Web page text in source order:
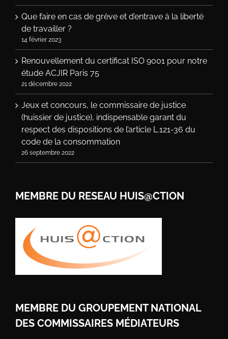
Que faire en cas de grève et d’entrave à la liberté
de travailler ?
14 février 2023
Renouvellement du certificat ISO 9001 pour notre
étude ACJIR Paris 75
21 décembre 2022
Jeux et concours, le commissaire de justice
(huissier de justice), indispensable garant du
respect des dispositions de l’article L.121-36 du
code de la consommation
26 septembre 2022
MEMBRE DU RESEAU HUIS@CTION
MEMBRE DU GROUPEMENT NATIONAL
DES COMMISSAIRES MÉDIATEURS